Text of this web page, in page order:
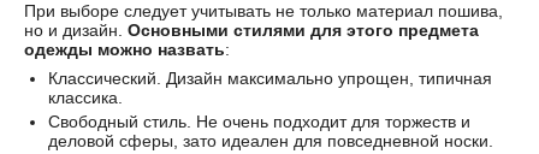
При выборе следует учитывать не только материал пошива,
но и дизайн. Основными стилями для этого предмета
одежды можно назвать:
Классический. Дизайн максимально упрощен, типичная
классика.
Свободный стиль. Не очень подходит для торжеств и
деловой сферы, зато идеален для повседневной носки.